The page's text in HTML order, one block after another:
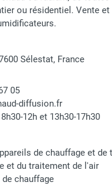
infrarouge
et GNR
avec
avec
sur citerne
sans
directe
propane /
ou résidentiel. Vente
Sélestat, France
05
diffusion.fr
12h et 13h30-17h30
de chauffage et de
et du traitement de l'air
chauffage